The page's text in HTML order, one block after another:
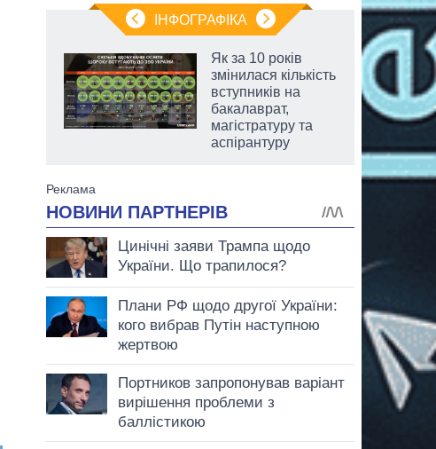
ІНФОГРАФІКА
Як за 10 років
змінилася кількість
вступників на
бакалаврат,
магістратуру та
аспірантуру